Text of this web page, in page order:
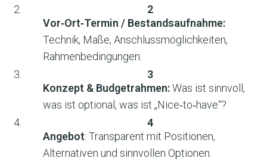
Vor‑Ort‑Termin / Bestandsaufnahme:
Technik, Maße, Anschlussmöglichkeiten,
Rahmenbedingungen.
Konzept & Budgetrahmen:Was ist sinnvoll,
was ist optional, was ist „Nice‑to‑have“?
Angebot: Transparent mit Positionen,
Alternativen und sinnvollen Optionen.